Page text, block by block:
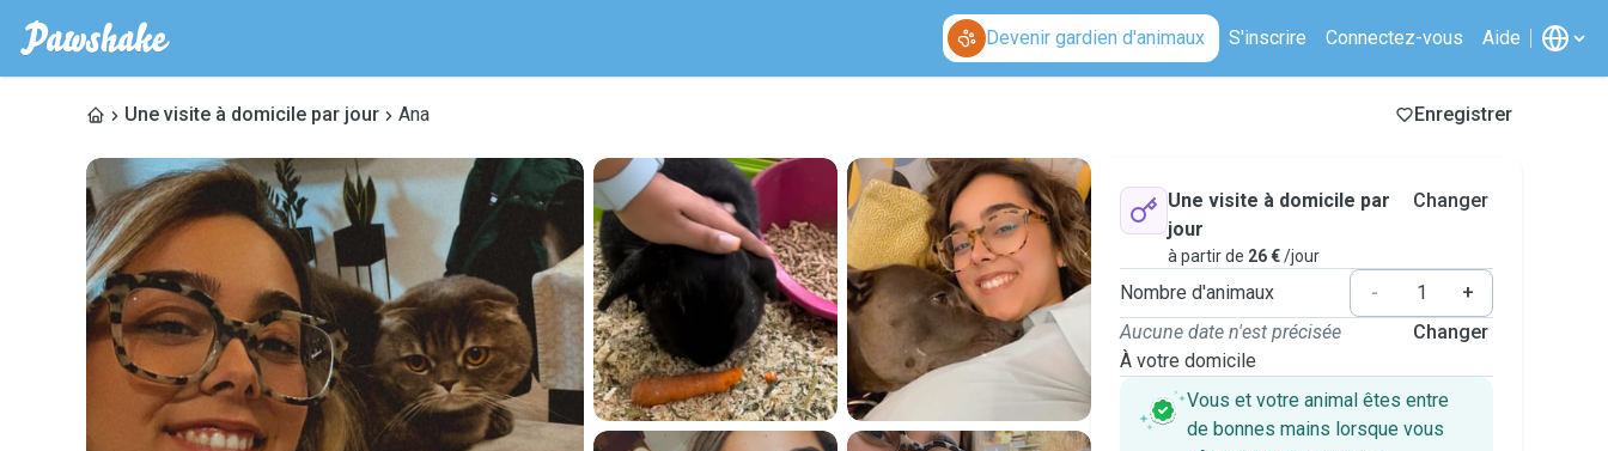
Devenir gardien d'animaux S'inscrire Connectez-vous Aide
Une visite à domicile par jour Ana Enregistrer
Une visite à domicile par
jour
à partir de 26 €/jour
Changer
Nombre d'animaux -
+
Aucune date n'est précisée
À votre domicile
Changer
Vous et votre animal êtes entre
de bonnes mains lorsque vous